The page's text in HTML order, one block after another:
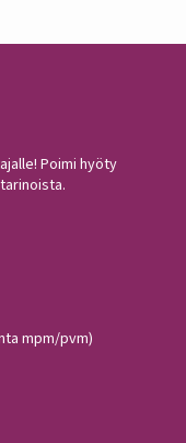
Poimi hyöty
mpm/pvm)